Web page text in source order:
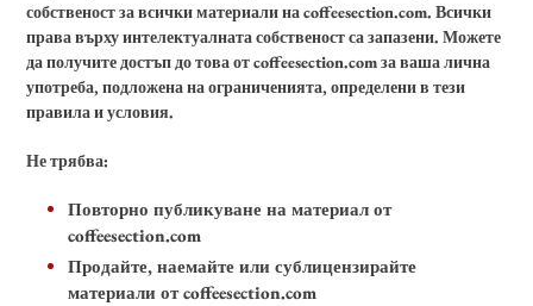
собственост за всички материали на coffeesection.com. Всички
права върху интелектуалната собственост са запазени. Можете
да получите достъп до това от coffeesection.com за ваша лична
употреба, подложена на ограниченията, определени в тези
правила и условия.
Не трябва:
Повторно публикуване на материал от
coffeesection.com
Продайте, наемайте или сублицензирайте
материали от coffeesection.com